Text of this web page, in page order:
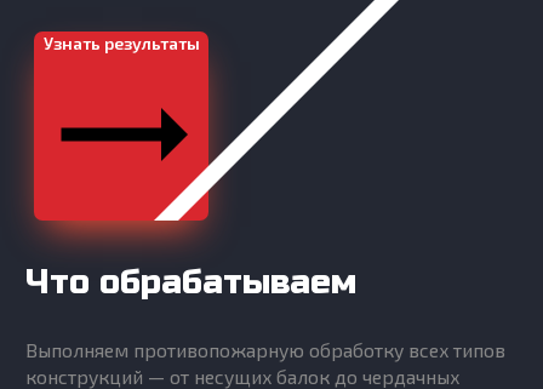
Узнать результаты
Что обрабатываем
Выполняем противопожарную обработку всех типов
конструкций — от несущих балок до чердачных